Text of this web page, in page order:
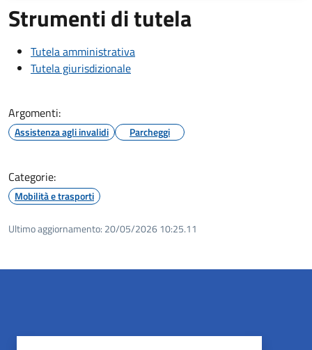
Strumenti di tutela
Tutela amministrativa
Tutela giurisdizionale
Argomenti:
Assistenza agli invalidi Parcheggi
Categorie:
Mobilità e trasporti
Ultimo aggiornamento: 20/05/2026 10:25.11